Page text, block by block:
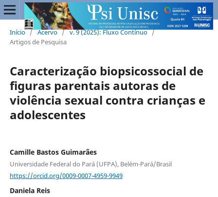
Início / Acervo / v. 9 (2025): Fluxo Contínuo /
Artigos de Pesquisa
Caracterização biopsicossocial de
figuras parentais autoras de
violência sexual contra crianças e
adolescentes
Camille Bastos Guimarães
Universidade Federal do Pará (UFPA), Belém-Pará/Brasil
https://orcid.org/0009-0007-4959-9949
Daniela Reis